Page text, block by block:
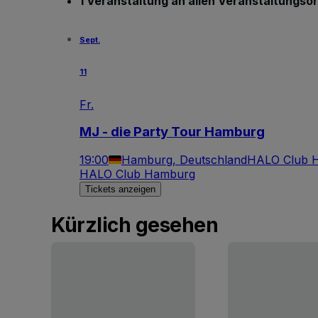
Sept.
11
Fr.
MJ - die Party Tour Hamburg
19:00 Hamburg, DeutschlandHALO Club
HALO Club Hamburg
Tickets anzeigen
Kürzlich gesehen